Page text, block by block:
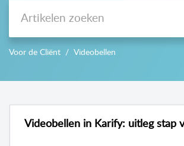
Voor de Cliënt Videobellen
Videobellen in Karify: uitleg stap